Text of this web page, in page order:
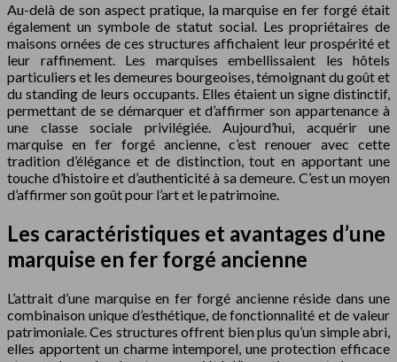
Au-delà de son aspect pratique, la marquise en fer forgé était
également un symbole de statut social. Les propriétaires de
maisons ornées de ces structures affichaient leur prospérité et
leur raffinement. Les marquises embellissaient les hôtels
particuliers et les demeures bourgeoises, témoignant du goût et
du standing de leurs occupants. Elles étaient un signe distinctif,
permettant de se démarquer et d’affirmer son appartenance à
une classe sociale privilégiée. Aujourd’hui, acquérir une
marquise en fer forgé ancienne, c’est renouer avec cette
tradition d’élégance et de distinction, tout en apportant une
touche d’histoire et d’authenticité à sa demeure. C’est un moyen
d’affirmer son goût pour l’art et le patrimoine.
Les caractéristiques et avantages d’une
marquise en fer forgé ancienne
L’attrait d’une marquise en fer forgé ancienne réside dans une
combinaison unique d’esthétique, de fonctionnalité et de valeur
patrimoniale. Ces structures offrent bien plus qu’un simple abri,
elles apportent un charme intemporel, une protection efficace